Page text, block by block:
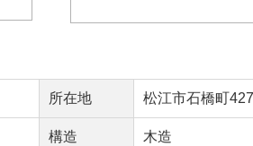
所在地 松江市石橋町
構造 木造